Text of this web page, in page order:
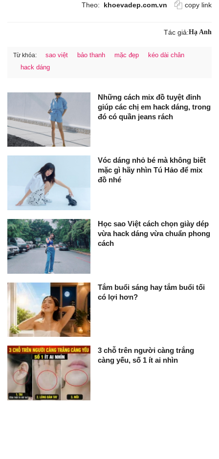
Theo: khoevadep.com.vn copy link
Tác giả:Hạ Anh
Từ khóa: sao việt bảo thanh mặc đẹp
kéo dài chân
hack dáng
Những cách mix đồ tuyệt đỉnh
giúp các chị em hack dáng, trong
đó có quần jeans rách
Vóc dáng nhỏ bé mà không biết
mặc gì hãy nhìn Tú Hảo để mix
đồ nhé
Học sao Việt cách chọn giày dép
vừa hack dáng vừa chuẩn phong
cách
Tắm buổi sáng hay tắm buổi tối
có lợi hơn?
3 chỗ trên người càng trắng
càng yếu, số 1 ít ai nhìn